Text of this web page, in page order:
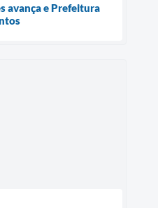
avança e Prefeitura